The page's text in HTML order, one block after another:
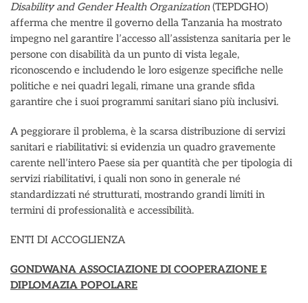
Disability and Gender Health Organization(TEPDGHO)
afferma che mentre il governo della Tanzania ha mostrato
impegno nel garantire l’accesso all’assistenza sanitaria per le
persone con disabilità da un punto di vista legale,
riconoscendo e includendo le loro esigenze specifiche nelle
politiche e nei quadri legali, rimane una grande sfida
garantire che i suoi programmi sanitari siano più inclusivi.
A peggiorare il problema, è la scarsa distribuzione di servizi
sanitari e riabilitativi: si evidenzia un quadro gravemente
carente nell’intero Paese sia per quantità che per tipologia di
servizi riabilitativi, i quali non sono in generale né
standardizzati né strutturati, mostrando grandi limiti in
termini di professionalità e accessibilità.
ENTI DI ACCOGLIENZA
GONDWANA ASSOCIAZIONE DI COOPERAZIONE E
DIPLOMAZIA POPOLARE